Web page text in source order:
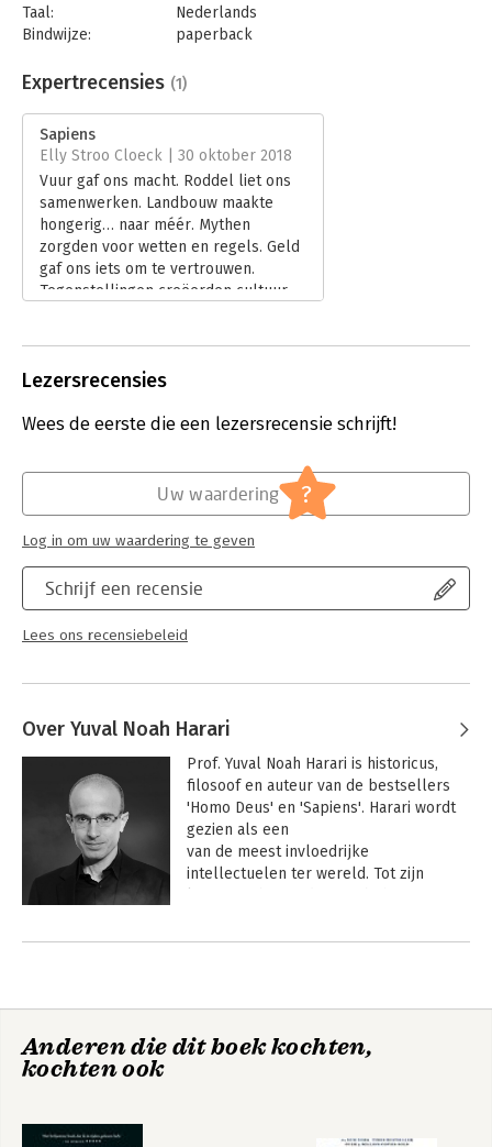
Taal:
Nederlands
Bindwijze:
paperback
Uitgever:
Thomas Rap
Hoofdrubriek: Mens en maatschappij
Expertrecensies (1)
Sapiens
Elly Stroo Cloeck | 30 oktober 2018
Vuur gaf ons macht. Roddel liet ons
samenwerken. Landbouw maakte
hongerig… naar méér. Mythen
zorgden voor wetten en regels. Geld
gaf ons iets om te vertrouwen.
Tegenstellingen creëerden cultuur.
Lezersrecensies
Wees de eerste die een lezersrecensie schrijft!
Schrijf een recensie
Lees ons recensiebeleid
Uw waardering ?
Log in om uw waardering te geven
Over Yuval Noah Harari
Prof. Yuval Noah Harari is historicus,
filosoof en auteur van de bestsellers
'Homo Deus' en 'Sapiens'. Harari wordt
gezien als een
van de meest invloedrijke
intellectuelen ter wereld. Tot zijn
Andere boeken door Yuval Noah
Anderen die dit boek kochten,
kochten ook